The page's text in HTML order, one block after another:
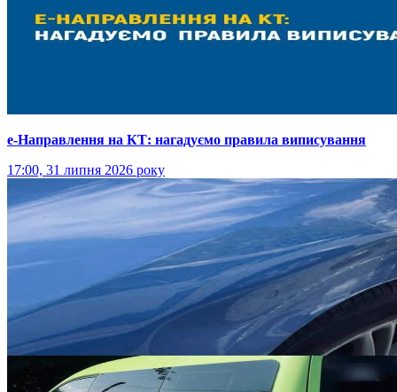
е-Направлення на КТ: нагадуємо правила виписування
17:00, 31 липня 2026 року